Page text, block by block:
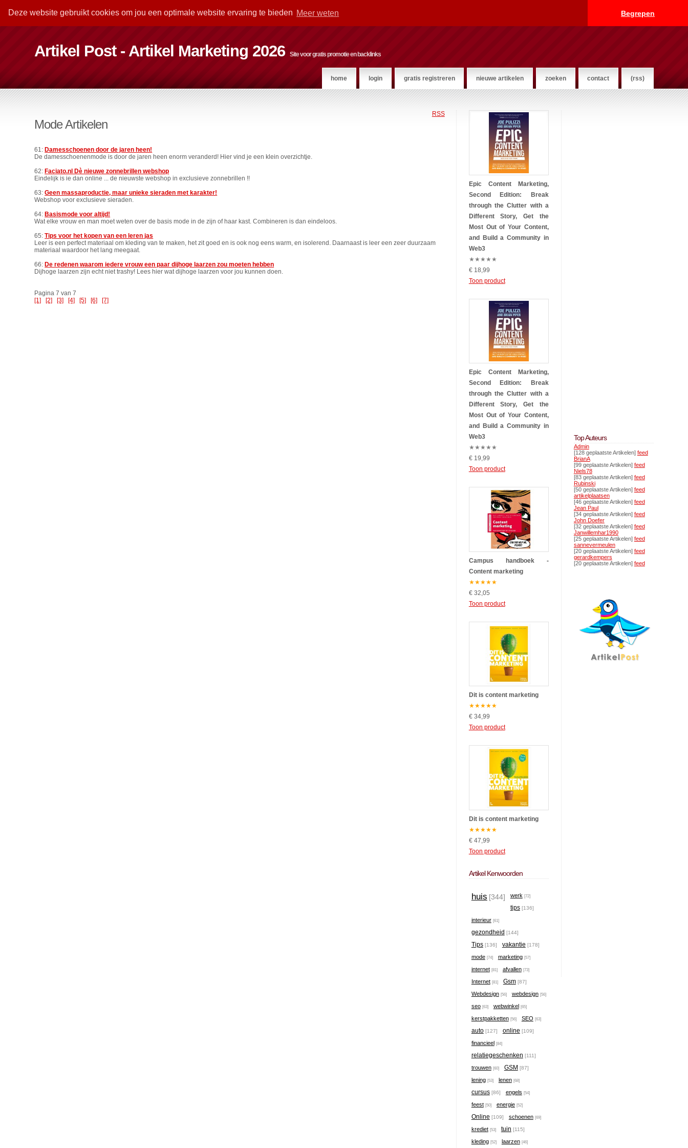
Deze website gebruikt cookies om jou een optimale website ervaring te bieden Meer weten Begrepen
Artikel Post - Artikel Marketing 2026 Site voor gratis promotie en backlinks
home login gratis registreren nieuwe artikelen zoeken contact (rss)
RSS
Mode Artikelen
61: Damesschoenen door de jaren heen!
De damesschoenenmode is door de jaren heen enorm veranderd! Hier vind je een klein overzichtje.
62: Faciato.nl Dè nieuwe zonnebrillen webshop
Eindelijk is ie dan online ... de nieuwste webshop in exclusieve zonnebrillen !!
63:Geen massaproductie, maar unieke sieraden met karakter!
Webshop voor exclusieve sieraden.
64: Basismode voor altijd!
Wat elke vrouw en man moet weten over de basis mode in de zijn of haar kast. Combineren is dan eindeloos.
65:Tips voor het kopen van een leren jas
Leer is een perfect materiaal om kleding van te maken, het zit goed en is ook nog eens warm, en isolerend. Daarnaast is leer een zeer duurzaam
materiaal waardoor het lang meegaat.
66: De redenen waarom iedere vrouw een paar dijhoge laarzen zou moeten hebben
Dijhoge laarzen zijn echt niet trashy! Lees hier wat dijhoge laarzen voor jou kunnen doen.
Pagina 7 van 7
[1]
[2] [3] [4] [5] [6] [7]
Epic Content Marketing,
Second Edition: Break
through the Clutter with a
Different Story, Get the
Most Out of Your Content,
and Build a Community in
Web3
★★★★★
€ 18,99
Toon product
Epic Content Marketing,
Second Edition: Break
through the Clutter with a
Different Story, Get the
Most Out of Your Content,
and Build a Community in
Web3
★★★★★
€ 19,99
Toon product
Campus handboek -
Content marketing
★★★★★
€ 32,05
Toon product
Dit is content marketing
★★★★★
€ 34,99
Toon product
Dit is content marketing
★★★★★
€ 47,99
Toon product
Artikel Kenwoorden
huis [344] werk [72]
tips [136]
interieur [61]
gezondheid [144]
Tips [136] vakantie [178]
mode [74] marketing [57]
internet [81] afvallen [73]
Internet [81] Gsm [87]
Webdesign [56] webdesign [56]
seo [63] webwinkel [65]
kerstpakketten [56] SEO [63]
auto [127] online [109]
financieel [84]
relatiegeschenken [111]
trouwen [60] GSM [87]
lening [53] lenen [68]
cursus [86] engels [54]
feest [50] energie [52]
Online [109] schoenen [69]
krediet [53] tuin [115]
kleding [52] laarzen [46]
Top Auteurs
Admin
[128 geplaatste Artikelen] feed
BrianA
[99 geplaatste Artikelen] feed
Niels78
[83 geplaatste Artikelen] feed
Rubinski
[50 geplaatste Artikelen] feed
artikelplaatsen
[46 geplaatste Artikelen] feed
Jean Paul
[34 geplaatste Artikelen] feed
John Doefer
[32 geplaatste Artikelen] feed
Janwillemhar1990
[25 geplaatste Artikelen] feed
sannevermeulen
[20 geplaatste Artikelen] feed
gerardkempers
[20 geplaatste Artikelen] feed